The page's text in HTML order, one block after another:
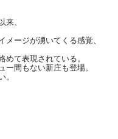
来、
ージが湧いてくる感覚、
めて表現されている。
間もない新庄も登場。
。